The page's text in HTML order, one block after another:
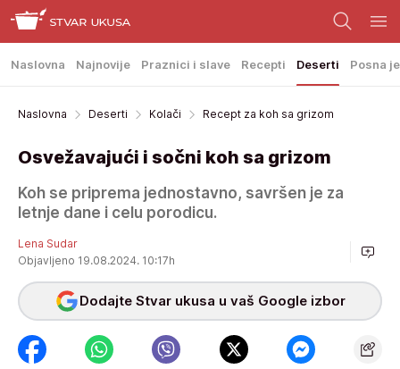
Naslovna Najnovije Praznici i slave Recepti Deserti Posna
Naslovna Deserti Kolači Recept za koh sa grizom
Osvežavajući i sočni koh sa grizom
Koh se priprema jednostavno, savršen je za
letnje dane i celu porodicu.
Lena Sudar
Objavljeno 19.08.2024. 10:17h
Dodajte Stvar ukusa u vaš Google izbor